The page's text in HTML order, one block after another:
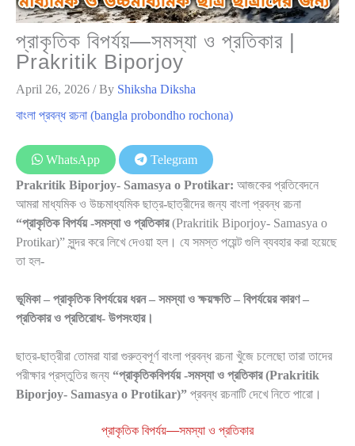
প্রাকৃতিক বিপর্যয়—সমস্যা ও প্রতিকার |
Prakritik Biporjoy
April 26, 2026 / By Shiksha Diksha
বাংলা প্রবন্ধ রচনা (bangla probondho rochona)
WhatsApp
Telegram
Prakritik Biporjoy- Samasya o Protikar: আজকের প্রতিবেদনে
আমরা মাধ্যমিক ও উচ্চমাধ্যমিক ছাত্র-ছাত্রীদের জন্য বাংলা প্রবন্ধ রচনা
“প্রাকৃতিক বিপর্যয় -সমস্যা ও প্রতিকার(Prakritik Biporjoy- Samasya o
Protikar)” সুন্দর করে লিখে দেওয়া হল। যে সমস্ত পয়েন্ট গুলি ব্যবহার করা হয়েছে
তা হল-
ভূমিকা – প্রাকৃতিক বিপর্যয়ের ধরন – সমস্যা ও ক্ষয়ক্ষতি – বিপর্যয়ের কারণ –
প্রতিকার ও প্রতিরোধ- উপসংহার।
ছাত্র-ছাত্রীরা তোমরা যারা গুরুত্বপূর্ণ বাংলা প্রবন্ধ রচনা খুঁজে চলেছো তারা তাদের
পরীক্ষার প্রস্তুতির জন্য “প্রাকৃতিকবিপর্যয় -সমস্যা ও প্রতিকার(Prakritik
Biporjoy- Samasya o Protikar)” প্রবন্ধ রচনাটি দেখে নিতে পারো।
প্রাকৃতিক বিপর্যয়—সমস্যা ও প্রতিকার